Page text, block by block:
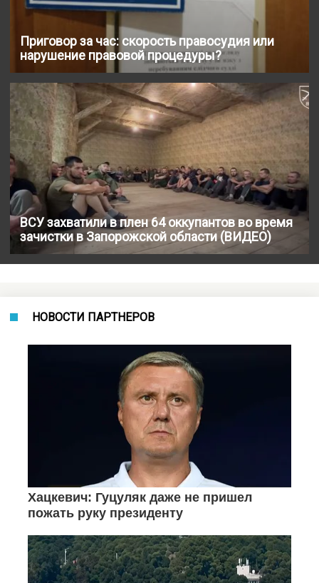
Приговор за час: скорость правосудия или
нарушение правовой процедуры?
ВСУ захватили в плен 64 оккупантов во время
зачистки в Запорожской области (ВИДЕО)
НОВОСТИ ПАРТНЕРОВ